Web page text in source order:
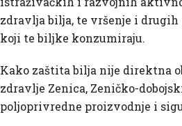
zdravlja bilja, te vršenje i
koji te biljke konzumiraju.
Kako zaštita bilja nije direktna
zdravlje Zenica, Zeničko-
poljoprivredne proizvodnje i